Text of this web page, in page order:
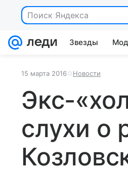
Поиск Яндекса
Звезды
15 марта 2016 Новости
Экс-
слухи о